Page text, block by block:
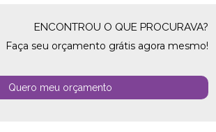
ENCONTROU O QUE PROCURAVA?
Faça seu orçamento grátis agora mesmo!
Quero meu orçamento